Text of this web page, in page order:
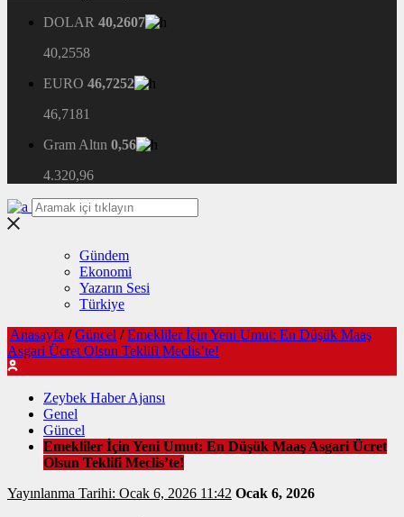
DOLAR 40,2607
40,2558
EURO 46,7252
46,7181
Gram Altın 0,56
4.320,96
Gündem
Ekonomi
Yazarın Sesi
Türkiye
Anasayfa / Güncel / Emekliler İçin Yeni Umut: En Düşük Maaş
Asgari Ücret Olsun Teklifi Meclis’te!
Zeybek Haber Ajansı
Genel
Güncel
Emekliler İçin Yeni Umut: En Düşük Maaş Asgari Ücret
Olsun Teklifi Meclis’te!
Yayınlanma Tarihi: Ocak 6, 2026 11:42 Ocak 6, 2026